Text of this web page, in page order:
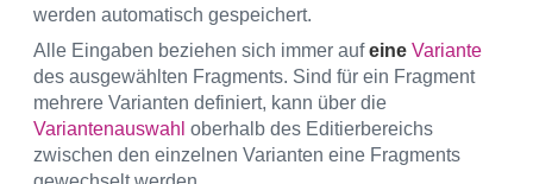
werden automatisch gespeichert.
Alle Eingaben beziehen sich immer aufeine Variante
des ausgewählten Fragments. Sind für ein Fragment
mehrere Varianten definiert, kann über die
Variantenauswahl oberhalb des Editierbereichs
zwischen den einzelnen Varianten eine Fragments